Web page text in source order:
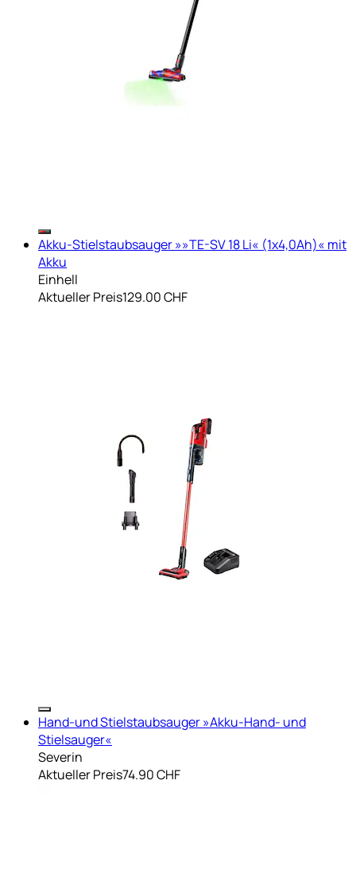
Akku-Stielstaubsauger »»TE-SV 18 Li« (1x4,0Ah)« mit
Akku
Einhell
Aktueller Preis129.00 CHF
Hand-und Stielstaubsauger »Akku-Hand- und
Stielsauger«
Severin
Aktueller Preis74.90 CHF